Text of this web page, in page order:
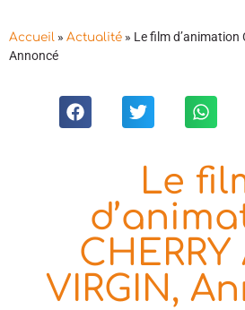
Accueil » Actualité » Le film d’animation
Annoncé
Le
CHERRY
VIRGIN,